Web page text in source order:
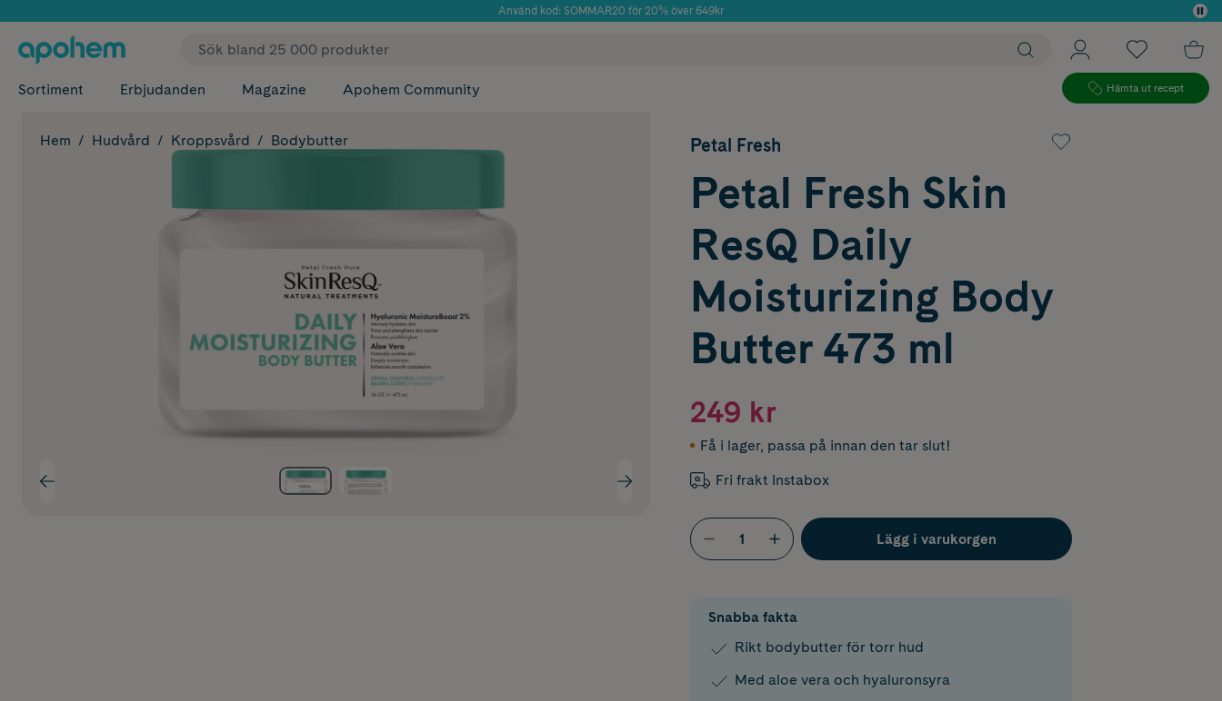
Använd kod: SOMMAR20 för 20% över 649kr
✓ Fri frakt
Sortiment Erbjudanden Magazine Apohem Community Hämta ut recept
Hem Hudvård Kroppsvård Bodybutter Petal Fresh
Petal Fresh Skin
ResQ Daily
Moisturizing Body
Butter 473 ml
249 kr
Få i lager, passa på innan den tar slut!
Fri frakt Instabox
Lägg i varukorgen
Snabba fakta
Rikt bodybutter för torr hud
Med aloe vera och hyaluronsyra